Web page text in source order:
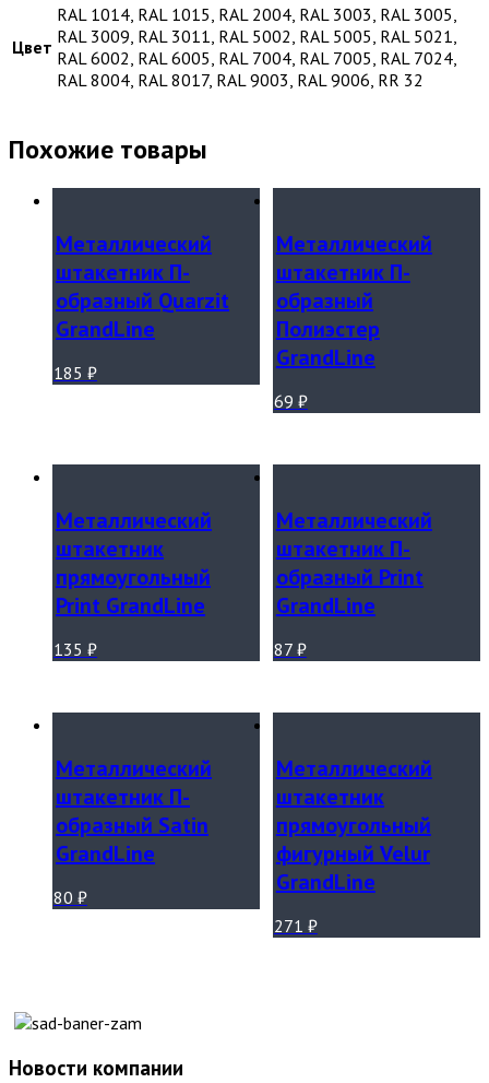
Цвет
RAL 1014, RAL 1015, RAL 2004, RAL 3003, RAL 3005,
RAL 3009, RAL 3011, RAL 5002, RAL 5005, RAL 5021,
RAL 6002, RAL 6005, RAL 7004, RAL 7005, RAL 7024,
RAL 8004, RAL 8017, RAL 9003, RAL 9006, RR 32
Похожие товары
Металлический
штакетник П-
образный Quarzit
GrandLine
185 ₽
Металлический
штакетник П-
образный
Полиэстер
GrandLine
69 ₽
Металлический
штакетник
прямоугольный
Print GrandLine
135 ₽
Металлический
штакетник П-
образный Print
GrandLine
87 ₽
Металлический
штакетник П-
образный Satin
GrandLine
80 ₽
Металлический
штакетник
прямоугольный
фигурный Velur
GrandLine
271 ₽
Новости компании